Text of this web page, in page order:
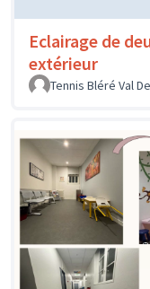
Eclairage de
extérieur
Tennis Bléré Val